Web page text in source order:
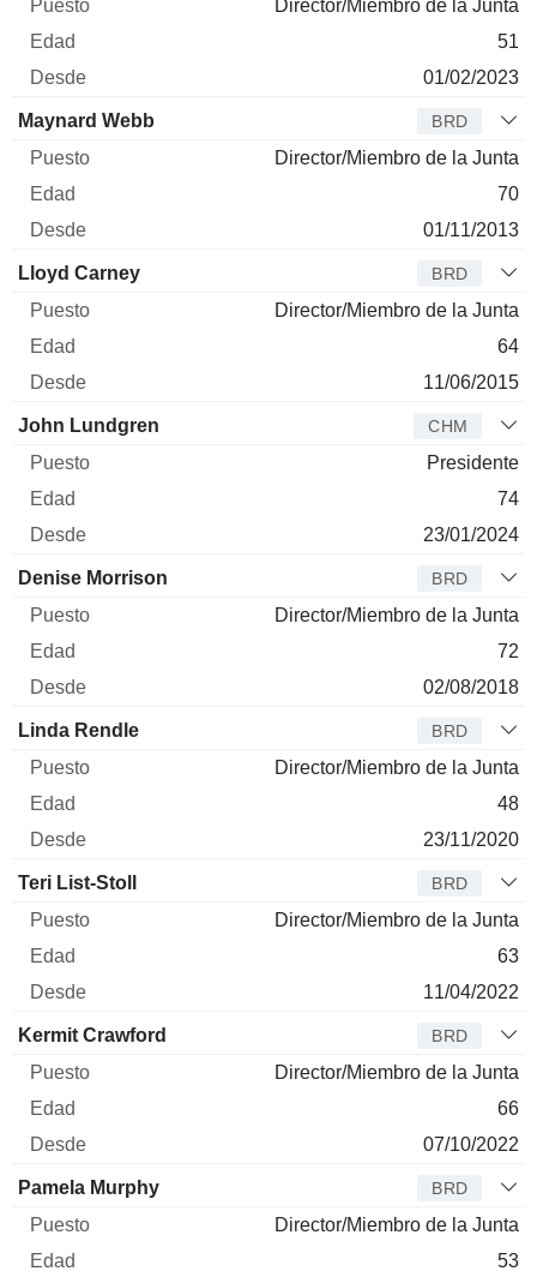
Director/Miembro de la Junta
51
01/02/2023
Maynard Webb BRD
Director/Miembro de la Junta
70
01/11/2013
Lloyd Carney BRD
Director/Miembro de la Junta
64
11/06/2015
John Lundgren CHM
Presidente
74
23/01/2024
Denise Morrison BRD
Director/Miembro de la Junta
72
02/08/2018
Linda Rendle BRD
Director/Miembro de la Junta
48
23/11/2020
Teri List-Stoll BRD
Director/Miembro de la Junta
63
11/04/2022
Kermit Crawford BRD
Director/Miembro de la Junta
66
07/10/2022
Pamela Murphy BRD
Director/Miembro de la Junta
53